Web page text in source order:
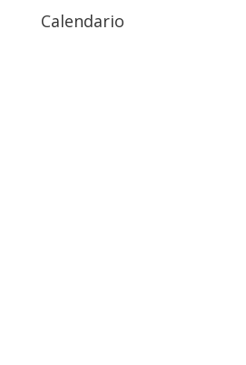
Calendario